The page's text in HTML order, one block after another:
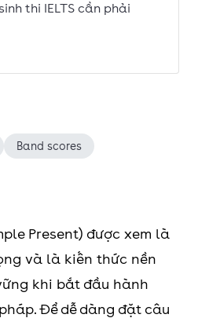
thi IELTS cần phải
Band scores
Present) được xem là
và là kiến thức nền
khi bắt đầu hành
Để dễ dàng đặt câu